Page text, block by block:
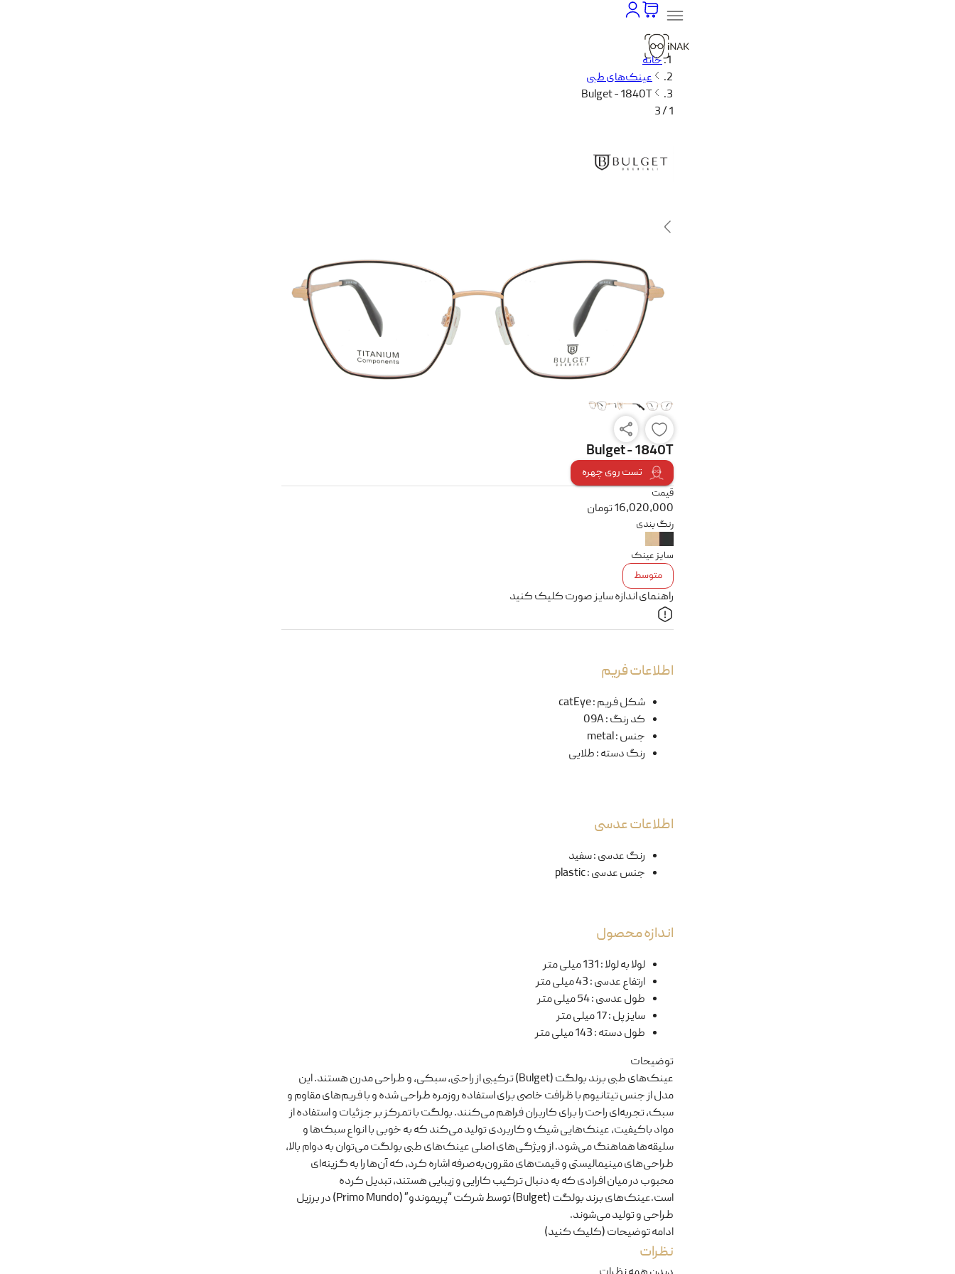
خانه
عینک‌های طبی
Bulget - 1840T
1 / 3
Bulget - 1840T
تست روی چهره
قیمت
16,020,000تومان
رنگ بندی
سایز عینک
متوسط
راهنمای اندازه سایز صورت کلیک کنید
اطلاعات فریم
شکل فریم:
catEye
کد رنگ:
09A
جنس:
metal
رنگ دسته:طلایی
اطلاعات عدسی
رنگ عدسی:سفید
جنس عدسی:
plastic
اندازه محصول
لولا به لولا:131 میلی متر
ارتفاع عدسی:43 میلی متر
طول عدسی:54 میلی متر
سایز پل:17 میلی متر
طول دسته:143 میلی متر
توضیحات
عینک‌های طبی برند بولگت (Bulget) ترکیبی از راحتی، سبکی، و طراحی مدرن هستند. این
مدل از جنس تیتانیوم با ظرافت خاصی برای استفاده روزمره طراحی شده‌ و با فریم‌های مقاوم و
سبک، تجربه‌ای راحت را برای کاربران فراهم می‌کنند. بولگت با تمرکز بر جزئیات و استفاده از
مواد باکیفیت، عینک‌هایی شیک و کاربردی تولید می‌کند که به خوبی با انواع سبک‌ها و
سلیقه‌ها هماهنگ می‌شود. از ویژگی‌های اصلی عینک‌های طبی بولگت می‌توان به دوام بالا،
طراحی‌های مینیمالیستی و قیمت‌های مقرون‌به‌صرفه اشاره کرد، که آن‌ها را به گزینه‌ای
محبوب در میان افرادی که به دنبال ترکیب کارایی و زیبایی هستند، تبدیل کرده
است.عینک‌های برند بولگت (Bulget) توسط شرکت “پریموندو” (Primo Mundo) در برزیل
طراحی و تولید می‌شوند.
ادامه توضیحات (کلیک کنید)
نظرات